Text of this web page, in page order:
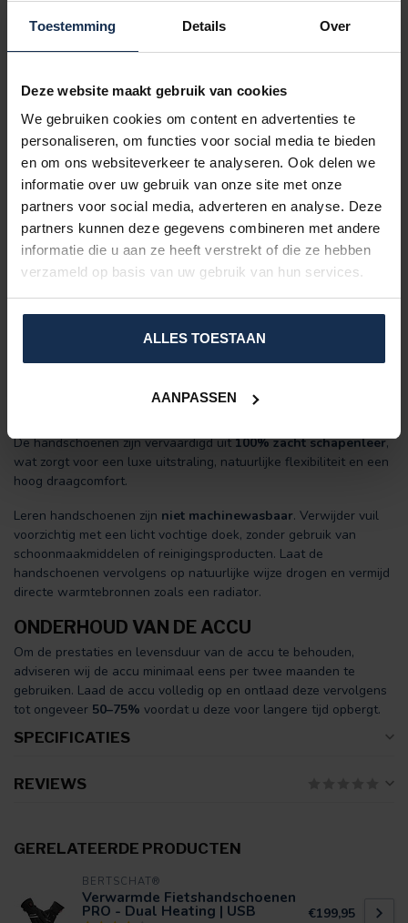
Toestemming Details Over
Deze website maakt gebruik van cookies
We gebruiken cookies om content en advertenties te
personaliseren, om functies voor social media te bieden
en om ons websiteverkeer te analyseren. Ook delen we
informatie over uw gebruik van onze site met onze
partners voor social media, adverteren en analyse. Deze
partners kunnen deze gegevens combineren met andere
informatie die u aan ze heeft verstrekt of die ze hebben
verzameld op basis van uw gebruik van hun services.
ALLES TOESTAAN
AANPASSEN
De handschoenen zijn vervaardigd uit100% zacht schapenleer,
wat zorgt voor een luxe uitstraling, natuurlijke flexibiliteit en een
hoog draagcomfort.
Leren handschoenen zijn niet machinewasbaar. Verwijder vuil
voorzichtig met een licht vochtige doek, zonder gebruik van
schoonmaakmiddelen of reinigingsproducten. Laat de
handschoenen vervolgens op natuurlijke wijze drogen en vermijd
directe warmtebronnen zoals een radiator.
ONDERHOUD VAN DE ACCU
Om de prestaties en levensduur van de accu te behouden,
adviseren wij de accu minimaal eens per twee maanden te
gebruiken. Laad de accu volledig op en ontlaad deze vervolgens
tot ongeveer 50–75% voordat u deze voor langere tijd opbergt.
SPECIFICATIES
REVIEWS
GERELATEERDE PRODUCTEN
BERTSCHAT®
Verwarmde Fietshandschoenen
PRO - Dual Heating | USB €199,95